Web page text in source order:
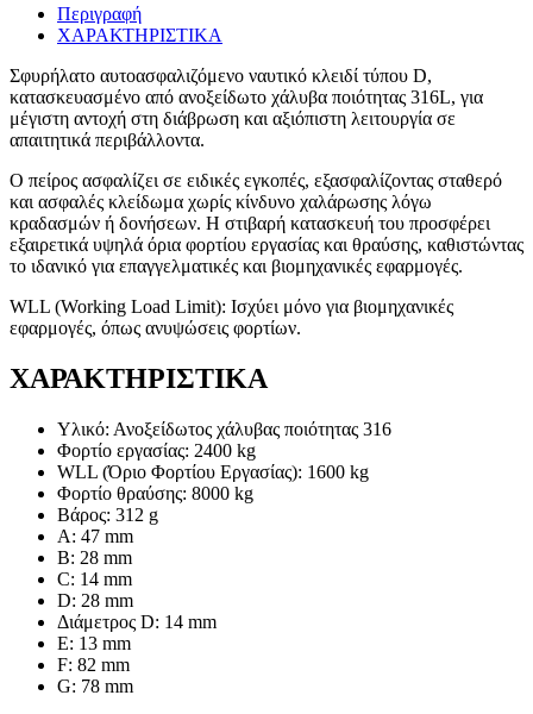
Περιγραφή
ΧΑΡΑΚΤΗΡΙΣΤΙΚΑ
Σφυρήλατο αυτοασφαλιζόμενο ναυτικό κλειδί τύπου D,
κατασκευασμένο από ανοξείδωτο χάλυβα ποιότητας 316L, για
μέγιστη αντοχή στη διάβρωση και αξιόπιστη λειτουργία σε
απαιτητικά περιβάλλοντα.
Ο πείρος ασφαλίζει σε ειδικές εγκοπές, εξασφαλίζοντας σταθερό
και ασφαλές κλείδωμα χωρίς κίνδυνο χαλάρωσης λόγω
κραδασμών ή δονήσεων. Η στιβαρή κατασκευή του προσφέρει
εξαιρετικά υψηλά όρια φορτίου εργασίας και θραύσης, καθιστώντας
το ιδανικό για επαγγελματικές και βιομηχανικές εφαρμογές.
WLL (Working Load Limit): Ισχύει μόνο για βιομηχανικές
εφαρμογές, όπως ανυψώσεις φορτίων.
ΧΑΡΑΚΤΗΡΙΣΤΙΚΑ
Υλικό: Ανοξείδωτος χάλυβας ποιότητας 316
Φορτίο εργασίας: 2400 kg
WLL (Όριο Φορτίου Εργασίας): 1600 kg
Φορτίο θραύσης: 8000 kg
Βάρος: 312 g
A: 47 mm
B: 28 mm
C: 14 mm
D: 28 mm
Διάμετρος D: 14 mm
E: 13 mm
F: 82 mm
G: 78 mm